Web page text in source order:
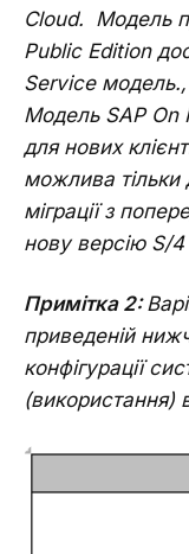
Cloud. Модель
Public Edition
Service модель.,
Модель SAP On
для нових
можлива тільки
міграції з
нову версію S/
Примітка 2:
приведеній
конфігурації
(використання)